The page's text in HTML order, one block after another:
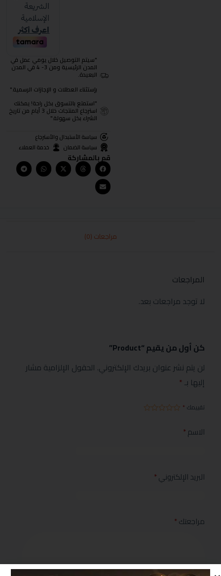
"سيتم التوصيل خلال يومي عمل في
المدن الرئيسية ومن 3- 4 في المدن
البعيدة.
بإستثناء العطلات و الإجازات الرسمية."
"استمتع بالتسوق بكل راحة! يمكنك
استرجاع المنتجات خلال 3 أيام من تاريخ
الشراء بكل سهولة."
سياسة الأستبدال والأسترجاع
سياسة الضمان
خدمة العملاء
قم بالمشاركة
مراجعات (0)
المراجعات
لا توجد مراجعات بعد.
كن أول من يقيم “Product”
لن يتم نشر عنوان بريدك الإلكتروني. الحقول الإلزامية مشار
إليها بـ*
تقييمك *
الاسم*
البريد الإلكتروني*
مراجعتك*